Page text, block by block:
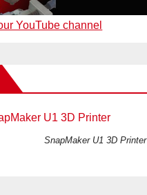
YouTube channel
SnapMaker U1 3D Printer